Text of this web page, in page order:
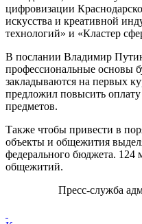
цифровизации
искусства и креативной
технологий» и «Кластер
В послании Владимир
профессиональные основы
закладываются на первых
предложил повысить оплату
предметов.
Также чтобы привести в
объекты и общежития
федерального бюджета. 124
общежитий.
Пресс-служба